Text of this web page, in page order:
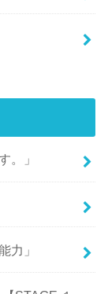
。」
力」